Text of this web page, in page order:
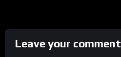
Leave your comment